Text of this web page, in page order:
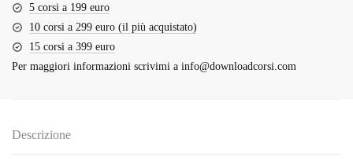
5 corsi a 199 euro
10 corsi a 299 euro (il più acquistato)
15 corsi a 399 euro
Per maggiori informazioni scrivimi a info@downloadcorsi.com
Descrizione